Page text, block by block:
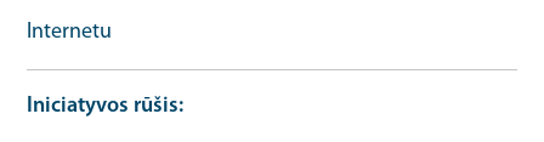
Internetu
Iniciatyvos rūšis